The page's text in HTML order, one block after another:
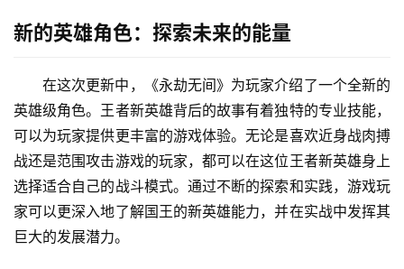
新的英雄角色：探索未来的能量
在这次更新中，《永劫无间》为玩家介绍了一个全新的
英雄级角色。王者新英雄背后的故事有着独特的专业技能，
可以为玩家提供更丰富的游戏体验。无论是喜欢近身战肉搏
战还是范围攻击游戏的玩家，都可以在这位王者新英雄身上
选择适合自己的战斗模式。通过不断的探索和实践，游戏玩
家可以更深入地了解国王的新英雄能力，并在实战中发挥其
巨大的发展潜力。